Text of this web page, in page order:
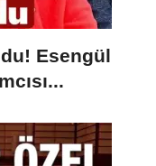
Esengül